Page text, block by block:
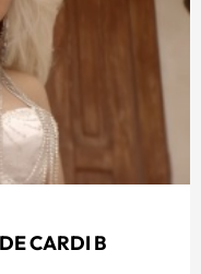
CARDI B